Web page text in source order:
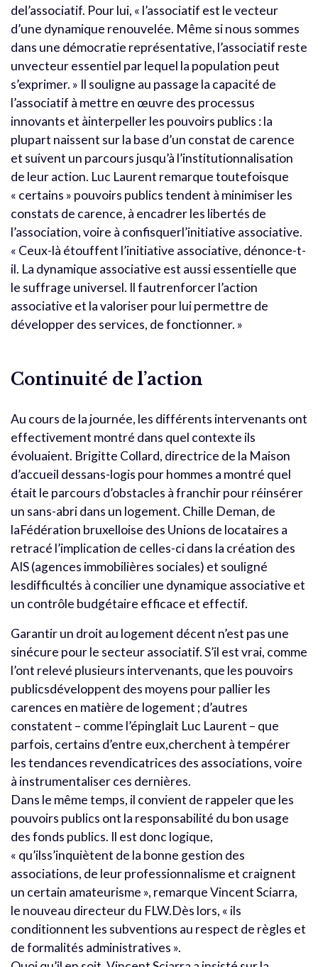
del’associatif. Pour lui, « l’associatif est le vecteur
d’une dynamique renouvelée. Même si nous sommes
dans une démocratie représentative, l’associatif reste
unvecteur essentiel par lequel la population peut
s’exprimer. » Il souligne au passage la capacité de
l’associatif à mettre en œuvre des processus
innovants et àinterpeller les pouvoirs publics : la
plupart naissent sur la base d’un constat de carence
et suivent un parcours jusqu’à l’institutionnalisation
de leur action. Luc Laurent remarque toutefoisque
« certains » pouvoirs publics tendent à minimiser les
constats de carence, à encadrer les libertés de
l’association, voire à confisquerl’initiative associative.
« Ceux-là étouffent l’initiative associative, dénonce-t-
il. La dynamique associative est aussi essentielle que
le suffrage universel. Il fautrenforcer l’action
associative et la valoriser pour lui permettre de
développer des services, de fonctionner. »
Continuité de l’action
Au cours de la journée, les différents intervenants ont
effectivement montré dans quel contexte ils
évoluaient. Brigitte Collard, directrice de la Maison
d’accueil dessans-logis pour hommes a montré quel
était le parcours d’obstacles à franchir pour réinsérer
un sans-abri dans un logement. Chille Deman, de
laFédération bruxelloise des Unions de locataires a
retracé l’implication de celles-ci dans la création des
AIS (agences immobilières sociales) et souligné
lesdifficultés à concilier une dynamique associative et
un contrôle budgétaire efficace et effectif.
Garantir un droit au logement décent n’est pas une
sinécure pour le secteur associatif. S’il est vrai, comme
l’ont relevé plusieurs intervenants, que les pouvoirs
publicsdéveloppent des moyens pour pallier les
carences en matière de logement ; d’autres
constatent – comme l’épinglait Luc Laurent – que
parfois, certains d’entre eux,cherchent à tempérer
les tendances revendicatrices des associations, voire
à instrumentaliser ces dernières.
Dans le même temps, il convient de rappeler que les
pouvoirs publics ont la responsabilité du bon usage
des fonds publics. Il est donc logique,
« qu’ilss’inquiètent de la bonne gestion des
associations, de leur professionnalisme et craignent
un certain amateurisme », remarque Vincent Sciarra,
le nouveau directeur du FLW.Dès lors, « ils
conditionnent les subventions au respect de règles et
de formalités administratives ».